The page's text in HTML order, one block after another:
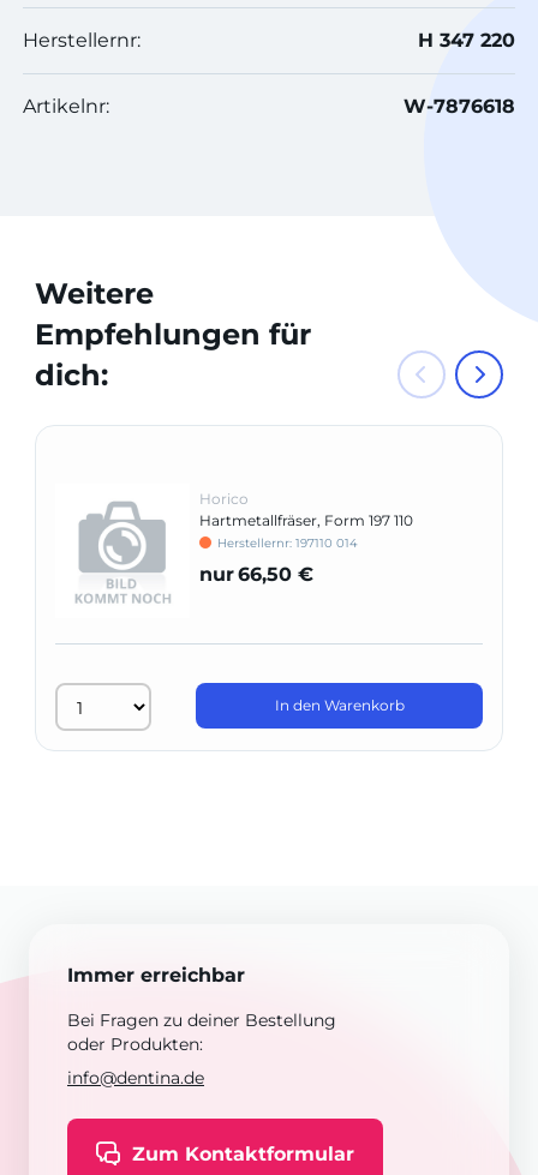
Herstellernr: H 347 220
Artikelnr: W-7876618
Weitere
Empfehlungen für
dich:
Horico
Hartmetallfräser, Form 197 110
Herstellernr: 197110 014
nur66,50 €
In den Warenkorb
Immer erreichbar
Bei Fragen zu deiner Bestellung
oder Produkten:
info@dentina.de
Zum Kontaktformular